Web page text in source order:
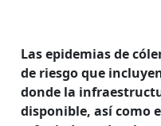
Las epidemias de
de riesgo que
donde la
disponible, así como